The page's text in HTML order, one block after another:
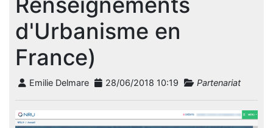
d'Urbanisme en
France)
Emilie Delmare 28/06/2018 10:19 Partenariat